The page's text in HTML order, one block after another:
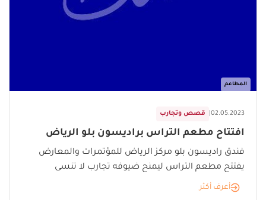
المطاعم
قصص وتجارب 02.05.2023
افتتاح مطعم التراس براديسون بلو الرياض
فندق راديسون بلو مركز الرياض للمؤتمرات والمعارض
يفتتح مطعم التراس ليمنح ضيوفه تجارب لا تنسى
أعرف أكثر